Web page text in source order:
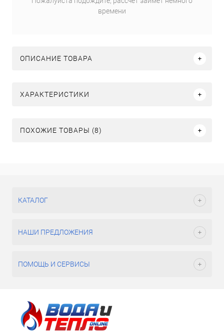
времени
ОПИСАНИЕ ТОВАРА
ХАРАКТЕРИСТИКИ
ПОХОЖИЕ ТОВАРЫ (8)
КАТАЛОГ
НАШИ ПРЕДЛОЖЕНИЯ
ПОМОЩЬ И СЕРВИСЫ